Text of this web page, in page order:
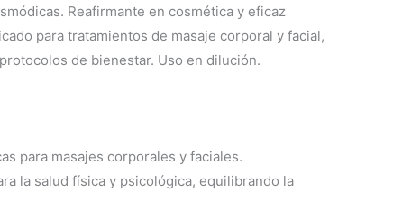
Reafirmante en cosmética y eficaz
para tratamientos de masaje corporal y facial,
de bienestar. Uso en dilución.
para masajes corporales y faciales.
la salud física y psicológica, equilibrando la